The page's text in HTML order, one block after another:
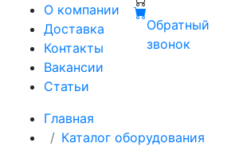
О компании
Доставка
Контакты
Вакансии
Статьи
Обратный
звонок
Главная
Каталог оборудования